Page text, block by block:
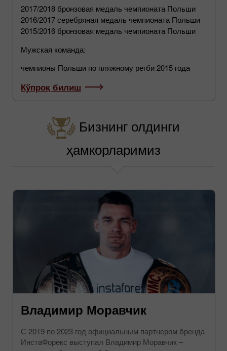
2017/2018 бронзовая медаль чемпионата Польши
2016/2017 серебряная медаль чемпионата Польши
2015/2016 бронзовая медаль чемпионата Польши
Мужская команда:
чемпионы Польши по пляжному регби 2015 года
Кўпроқ билиш
Бизнинг олдинги
ҳамкорларимиз
Владимир Моравчик
С 2019 по 2023 год официальным партнером бренда
ИнстаФорекс выступал Владимир Моравчик –